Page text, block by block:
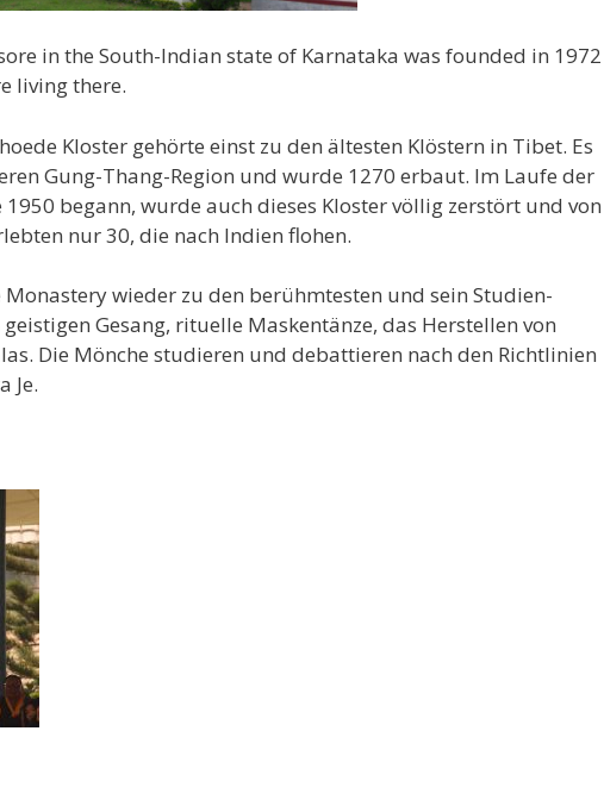
in the South-Indian state of Karnataka was founded in 1972
living there.
Kloster gehörte einst zu den ältesten Klöstern in Tibet. Es
Gung-Thang-Region und wurde 1270 erbaut. Im Laufe der
begann, wurde auch dieses Kloster völlig zerstört und von
nur 30, die nach Indien flohen.
wieder zu den berühmtesten und sein Studien-
Gesang, rituelle Maskentänze, das Herstellen von
Die Mönche studieren und debattieren nach den Richtlinien
Je.